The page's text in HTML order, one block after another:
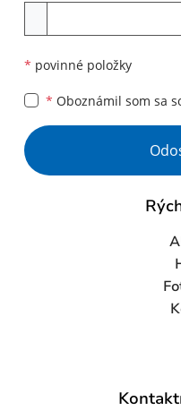
* povinné položky
* Oboznámil som sa
Google reCaptcha